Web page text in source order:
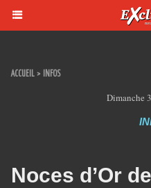
ACCUEIL > INFOS
Dimanche
Noces d’Or